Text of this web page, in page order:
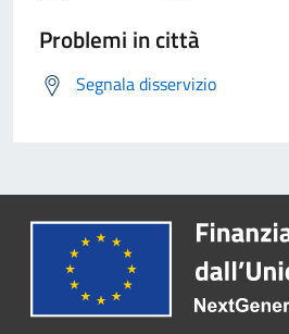
Problemi in città
Segnala disservizio